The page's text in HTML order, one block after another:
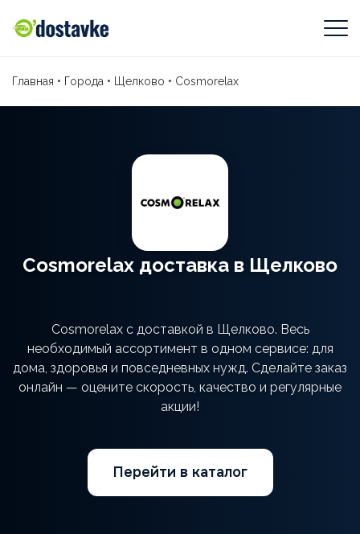
Главная • Города • Щелково • Cosmorelax
Cosmorelax доставка в Щелково
Cosmorelax с доставкой в Щелково. Весь
необходимый ассортимент в одном сервисе: для
дома, здоровья и повседневных нужд. Сделайте заказ
онлайн — оцените скорость, качество и регулярные
акции!
Перейти в каталог